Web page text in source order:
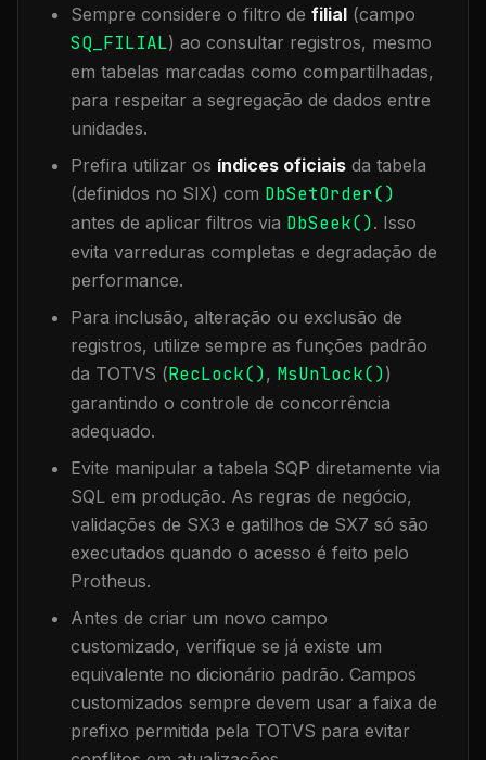
Sempre considere o filtro de filial (campo
SQ_FILIAL) ao consultar registros, mesmo
em tabelas marcadas como compartilhadas,
para respeitar a segregação de dados entre
unidades.
Prefira utilizar os índices oficiais da tabela
(definidos no SIX) com DbSetOrder()
antes de aplicar filtros via DbSeek(). Isso
evita varreduras completas e degradação de
performance.
Para inclusão, alteração ou exclusão de
registros, utilize sempre as funções padrão
da TOTVS (RecLock(), MsUnlock())
garantindo o controle de concorrência
adequado.
Evite manipular a tabela SQP diretamente via
SQL em produção. As regras de negócio,
validações de SX3 e gatilhos de SX7 só são
executados quando o acesso é feito pelo
Protheus.
Antes de criar um novo campo
customizado, verifique se já existe um
equivalente no dicionário padrão. Campos
customizados sempre devem usar a faixa de
prefixo permitida pela TOTVS para evitar